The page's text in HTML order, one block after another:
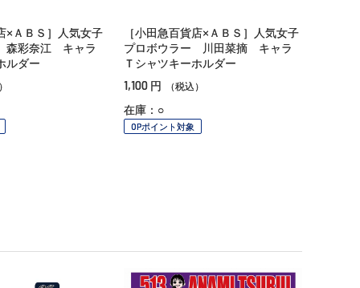
×ＡＢＳ］人気女子
森彩奈江 キャラ
ルダー
［小田急百貨店×ＡＢＳ］人気女子
プロボウラー 川田菜摘 キャラ
Ｔシャツキーホルダー
1,100 円 （税込）
在庫：○
OPポイント対象